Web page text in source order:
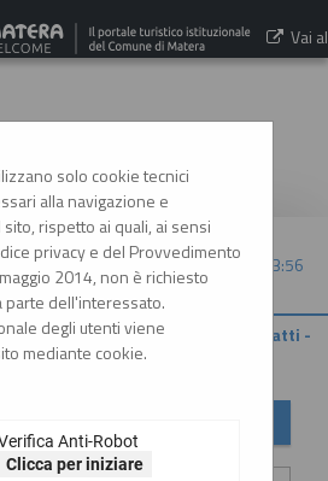
Vai al
06/08/2026 13:56
e contratti»Riepilogo contratti -
solo cookie tecnici
alla navigazione e
rispetto ai quali, ai sensi
privacy e del Provvedimento
2014, non è richiesto
parte dell'interessato.
degli utenti viene
mediante cookie.
Anti-Robot
Clicca per iniziare